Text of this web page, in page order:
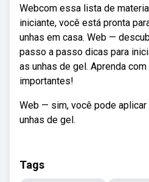
Webcom essa lista de
iniciante, você está pronta
unhas em casa. Web —
passo a passo dicas para
as unhas de gel. Aprenda
importantes!
Web — sim, você pode
unhas de gel.
Tags